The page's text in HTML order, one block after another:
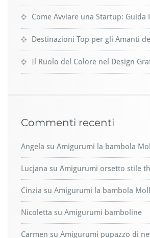
Come Avviare una Startup: Guida
Destinazioni Top per gli Amanti
Il Ruolo del Colore nel Design
Commenti recenti
Angela su Amigurumi la bambola
Lucjana su Amigurumi orsetto stile
Cinzia su Amigurumi la bambola
Nicoletta su Amigurumi bamboline
Carmen su Amigurumi pupazzo di